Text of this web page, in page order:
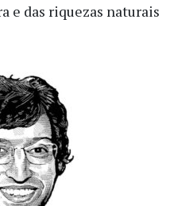
e das riquezas naturais